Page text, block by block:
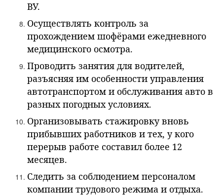
ВУ.
Осуществлять контроль за
прохождением шофёрами ежедневного
медицинского осмотра.
Проводить занятия для водителей,
разъясняя им особенности управления
автотранспортом и обслуживания авто в
разных погодных условиях.
Организовывать стажировку вновь
прибывших работников и тех, у кого
перерыв работе составил более 12
месяцев.
Следить за соблюдением персоналом
компании трудового режима и отдыха.